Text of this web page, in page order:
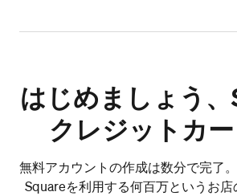
はじめましょう
クレジットカ
無料アカウントの作成は数分で完了
Squareを利用する何百万というお